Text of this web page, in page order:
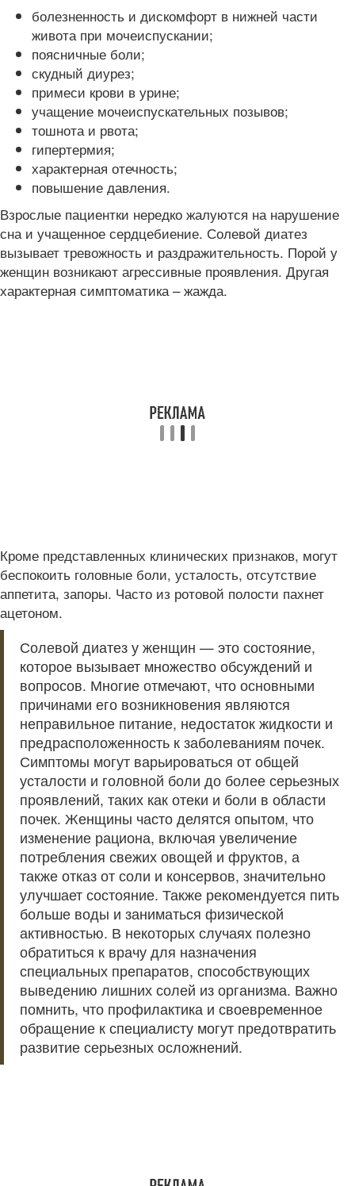
болезненность и дискомфорт в нижней части
живота при мочеиспускании;
поясничные боли;
скудный диурез;
примеси крови в урине;
учащение мочеиспускательных позывов;
тошнота и рвота;
гипертермия;
характерная отечность;
повышение давления.
Взрослые пациентки нередко жалуются на нарушение
сна и учащенное сердцебиение. Солевой диатез
вызывает тревожность и раздражительность. Порой у
женщин возникают агрессивные проявления. Другая
характерная симптоматика – жажда.
Кроме представленных клинических признаков, могут
беспокоить головные боли, усталость, отсутствие
аппетита, запоры. Часто из ротовой полости пахнет
ацетоном.
Солевой диатез у женщин — это состояние,
которое вызывает множество обсуждений и
вопросов. Многие отмечают, что основными
причинами его возникновения являются
неправильное питание, недостаток жидкости и
предрасположенность к заболеваниям почек.
Симптомы могут варьироваться от общей
усталости и головной боли до более серьезных
проявлений, таких как отеки и боли в области
почек. Женщины часто делятся опытом, что
изменение рациона, включая увеличение
потребления свежих овощей и фруктов, а
также отказ от соли и консервов, значительно
улучшает состояние. Также рекомендуется пить
больше воды и заниматься физической
активностью. В некоторых случаях полезно
обратиться к врачу для назначения
специальных препаратов, способствующих
выведению лишних солей из организма. Важно
помнить, что профилактика и своевременное
обращение к специалисту могут предотвратить
развитие серьезных осложнений.